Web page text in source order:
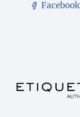
Facebook